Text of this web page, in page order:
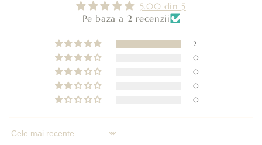
f
5.00 din 5
Pe baza a 2 recenzii
2
0
0
0
0
Sort by